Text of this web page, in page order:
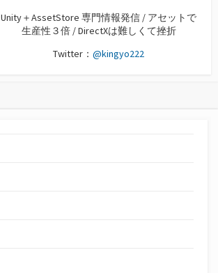
Unity＋AssetStore 専門情報発信 / アセットで
生産性３倍 / DirectXは難しくて挫折
Twitter： @kingyo222